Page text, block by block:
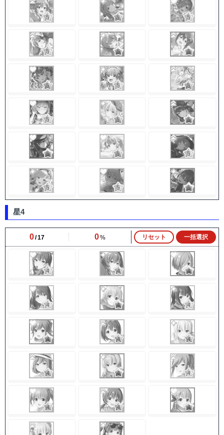
星4
0 17 0 リセット 一括選択